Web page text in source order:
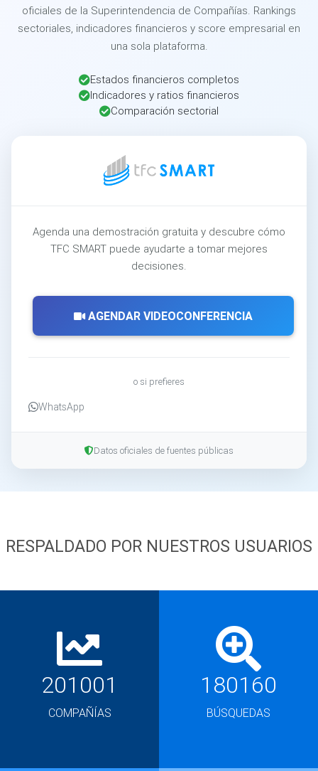
oficiales de la Superintendencia de Compañías. Rankings
sectoriales, indicadores financieros y score empresarial en
una sola plataforma.
Estados financieros completos
Indicadores y ratios financieros
Comparación sectorial
Agenda una demostración gratuita y descubre cómo
TFC SMART puede ayudarte a tomar mejores
decisiones.
AGENDAR VIDEOCONFERENCIA
o si prefieres
WhatsApp
Datos oficiales de fuentes públicas
RESPALDADO POR NUESTROS USUARIOS
201001
COMPAÑÍAS
180160
BÚSQUEDAS